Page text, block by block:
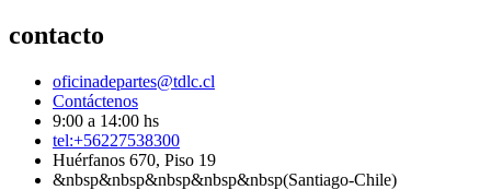
contacto
oficinadepartes@tdlc.cl
Contáctenos
9:00 a 14:00 hs
tel:+56227538300
Huérfanos 670, Piso 19
&nbsp&nbsp&nbsp&nbsp&nbsp(Santiago-Chile)